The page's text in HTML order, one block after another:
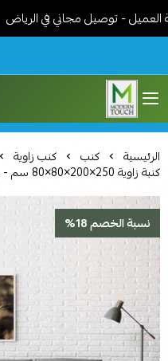
- توصيل مجاني في الرياض
اثاث مودرن لمسة
الرئيسية كنب كنب زاوية
كنبة زاوية 250×200×80×80 سم - رمادي - LO.HO.150
نسبة الخصم 18%